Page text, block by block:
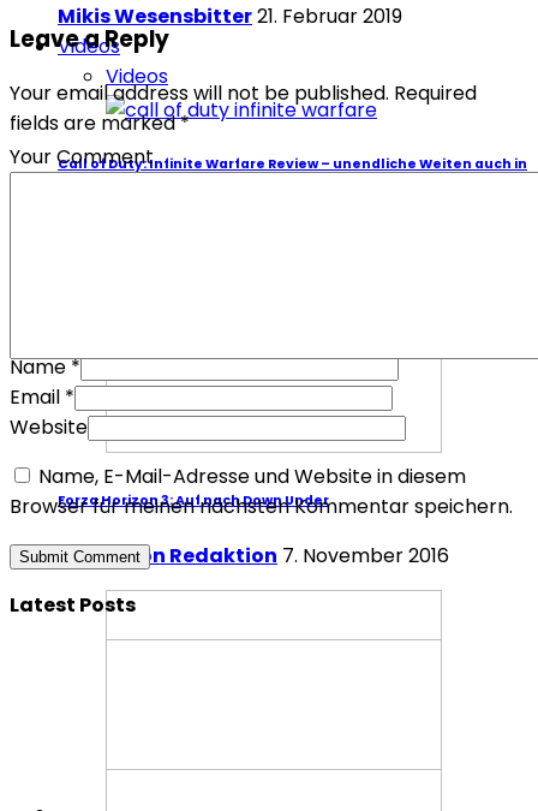
Mikis Wesensbitter21. Februar 2019
Videos
Videos
Call of Duty: Infinite Warfare Review – unendliche Weiten auch in
Forza Horizon 3: Auf nach Down Under
Redaktion Redaktion 7. November 2016
Leave a Reply
Your email address will not be published. Required
fields are marked *
Your Comment
Name*
Email *
Website
Name, E-Mail-Adresse und Website in diesem
Browser für meinen nächsten Kommentar speichern.
Latest Posts